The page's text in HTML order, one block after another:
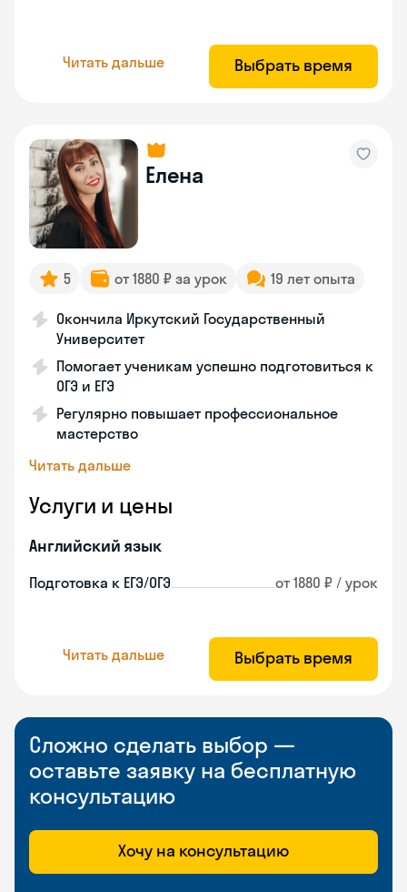
Читать дальше Выбрать время
Елена
5 от 1880 ₽ за урок 19 лет опыта
Окончила Иркутский Государственный
Университет
Помогает ученикам успешно подготовиться к
ОГЭ и ЕГЭ
Регулярно повышает профессиональное
мастерство
Читать дальше
Услуги и цены
Английский язык
Подготовка к ЕГЭ/ОГЭ от 1880 ₽ / урок
Читать дальше Выбрать время
Сложно сделать выбор —
оставьте заявку на бесплатную
консультацию
Хочу на консультацию